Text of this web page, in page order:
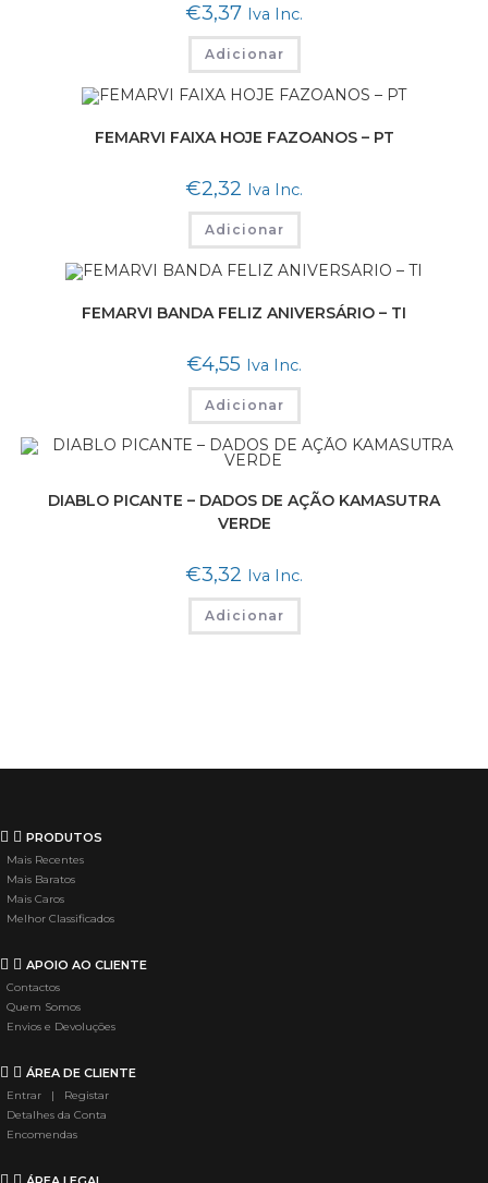
€3,37 Iva Inc.
Adicionar
FEMARVI FAIXA HOJE FAZOANOS – PT
€2,32 Iva Inc.
Adicionar
FEMARVI BANDA FELIZ ANIVERSÁRIO – TI
€4,55 Iva Inc.
Adicionar
DIABLO PICANTE – DADOS DE AÇÃO KAMASUTRA
VERDE
€3,32 Iva Inc.
Adicionar
PRODUTOS
Mais Recentes
Mais Baratos
Mais Caros
Melhor Classificados
APOIO AO CLIENTE
Contactos
Quem Somos
Envios e Devoluções
ÁREA DE CLIENTE
Entrar | Registar
Detalhes da Conta
Encomendas